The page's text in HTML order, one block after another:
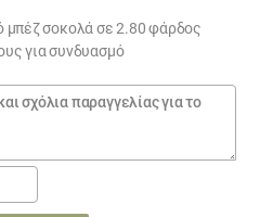
μπέζ σοκολά σε 2.80 φάρδος
για συνδυασμό